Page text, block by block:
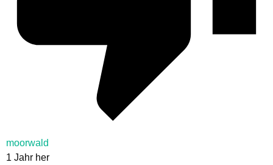
moorwald
1 Jahr her